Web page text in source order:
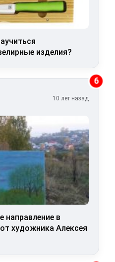
изделия?
6
10 лет назад
направление в
художника Алексея